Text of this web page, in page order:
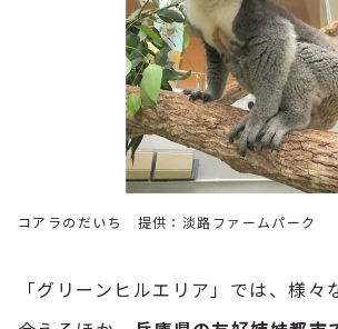
コアラのだいち 提供：淡路ファームパーク
「グリーンヒルエリア」では、様々